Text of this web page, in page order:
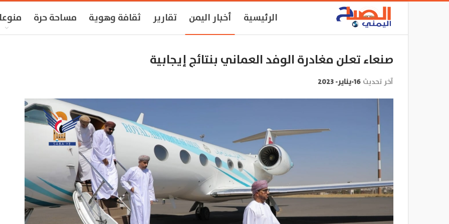
الرئيسية أخبار اليمن تقارير ثقافة وهوية مساحة حرة
صنعاء تعلن مغادرة الوفد العماني بنتائج إيجابية
آخر تحديث 16-يناير- 2023